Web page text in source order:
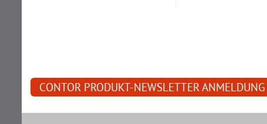
CONTOR PRODUKT-NEWSLETTER